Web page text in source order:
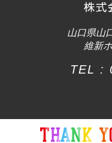
山口県山
維新
TEL :